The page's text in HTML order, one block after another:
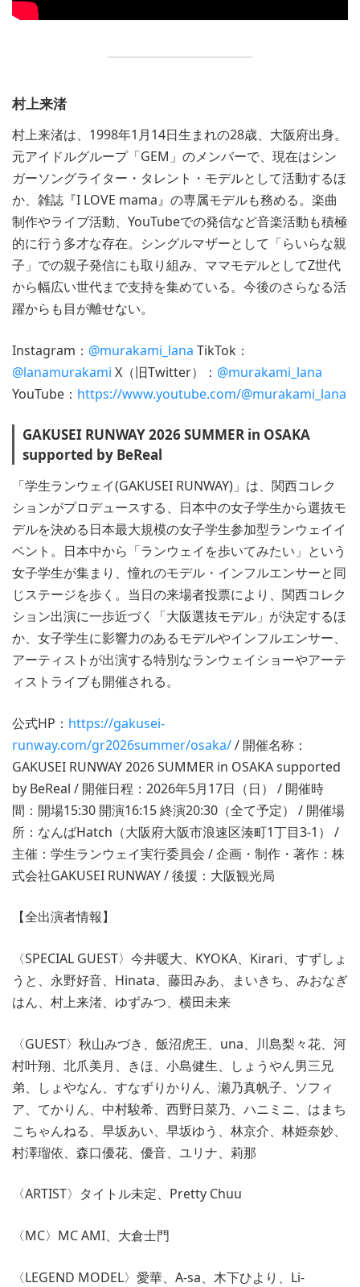
村上来渚
村上来渚は、1998年1月14日生まれの28歳、大阪府出身。
元アイドルグループ「GEM」のメンバーで、現在はシン
ガーソングライター・タレント・モデルとして活動するほ
か、雑誌『I LOVE mama』の専属モデルも務める。楽曲
制作やライブ活動、YouTubeでの発信など音楽活動も積極
的に行う多才な存在。シングルマザーとして「らいらな親
子」での親子発信にも取り組み、ママモデルとしてZ世代
から幅広い世代まで支持を集めている。今後のさらなる活
躍からも目が離せない。
Instagram： @murakami_lana TikTok：
@lanamurakami X（旧Twitter）： @murakami_lana
YouTube： https://www.youtube.com/@murakami_lana
GAKUSEI RUNWAY 2026 SUMMER in OSAKA
supported by BeReal
「学生ランウェイ(GAKUSEI RUNWAY)」は、関西コレク
ションがプロデュースする、日本中の女子学生から選抜モ
デルを決める日本最大規模の女子学生参加型ランウェイイ
ベント。日本中から「ランウェイを歩いてみたい」という
女子学生が集まり、憧れのモデル・インフルエンサーと同
じステージを歩く。当日の来場者投票により、関西コレク
ション出演に一歩近づく「大阪選抜モデル」が決定するほ
か、女子学生に影響力のあるモデルやインフルエンサー、
アーティストが出演する特別なランウェイショーやアーテ
ィストライブも開催される。
公式HP： https://gakusei-
runway.com/gr2026summer/osaka// 開催名称：
GAKUSEI RUNWAY 2026 SUMMER in OSAKA supported
by BeReal / 開催日程：2026年5月17日（日） / 開催時
間：開場15:30 開演16:15 終演20:30（全て予定） / 開催場
所：なんばHatch（大阪府大阪市浪速区湊町1丁目3-1） /
主催：学生ランウェイ実行委員会 / 企画・制作・著作：株
式会社GAKUSEI RUNWAY / 後援：大阪観光局
【全出演者情報】
〈SPECIAL GUEST〉今井暖大、KYOKA、Kirari、すずしょ
うと、永野好音、Hinata、藤田みあ、まいきち、みおなぎ
はん、村上来渚、ゆずみつ、横田未来
〈GUEST〉秋山みづき、飯沼虎王、una、川島梨々花、河
村叶翔、北爪美月、きほ、小島健生、しょうやん男三兄
弟、しょやなん、すなずりかりん、瀬乃真帆子、ソフィ
ア、てかりん、中村駿希、西野日菜乃、ハニミニ、はまち
こちゃんねる、早坂あい、早坂ゆう、林京介、林姫奈妙、
村澤瑠依、森口優花、優音、ユリナ、莉那
〈ARTIST〉タイトル未定、Pretty Chuu
〈MC〉MC AMI、大倉士門
〈LEGEND MODEL〉愛華、A-sa、木下ひより、Li-